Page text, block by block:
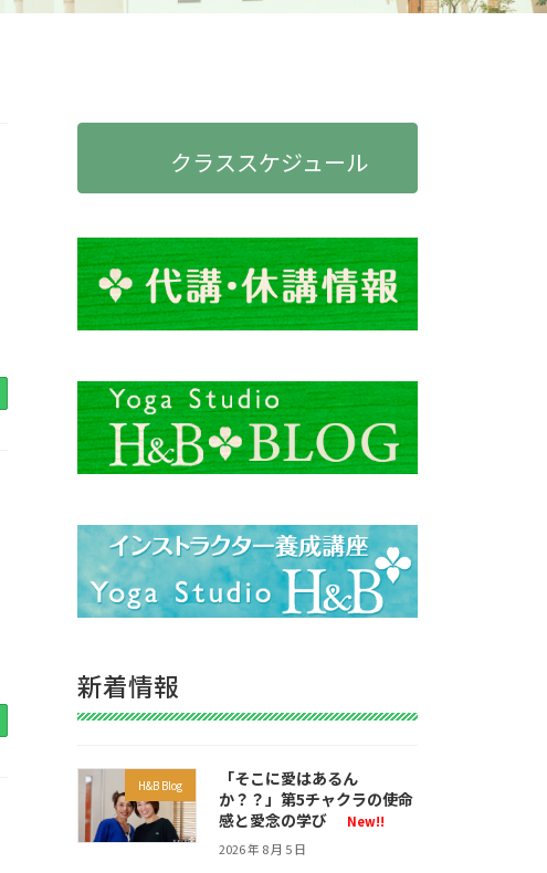
クラススケジュール
新着情報
H&B Blog
「そこに愛はあるん
か？？」第5チャクラの使命
感と愛念の学び
New!!
2026 年 8 月 5 日